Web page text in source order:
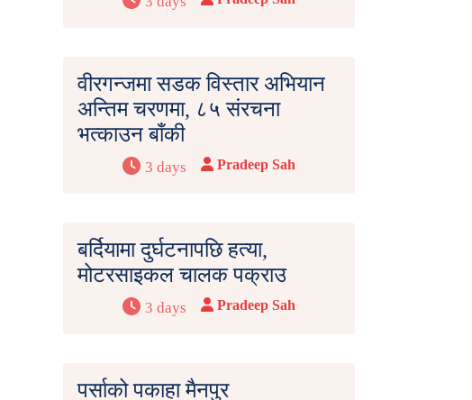
वीरगन्जमा सडक विस्तार अभियान
अन्तिम चरणमा, ८५ संरचना
भत्काउन बाँकी
3 days Pradeep Sah
बर्दियामा दुर्घटनापछि हत्या,
मोटरसाइकल चालक पक्राउ
3 days Pradeep Sah
पर्साको पकाहा मैनपुर